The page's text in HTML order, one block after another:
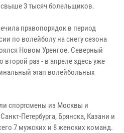
3 тысяч болельщиков.
правопорядок в период
по волейболу на снегу сезона
Новом Уренгое. Северный
второй раз - в апреле здесь уже
этап волейбольных
спортсмены из Москвы и
Петербурга, Брянска, Казани и
7 мужских и 8 женских команд.